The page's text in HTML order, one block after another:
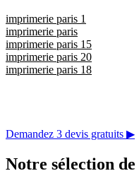
imprimerie paris 1
imprimerie paris
imprimerie paris 15
imprimerie paris 20
imprimerie paris 18
Demandez 3 devis gratuits ▶
Notre sélection de